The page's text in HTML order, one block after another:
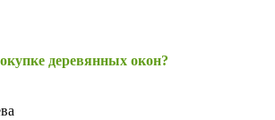
деревянных окон?